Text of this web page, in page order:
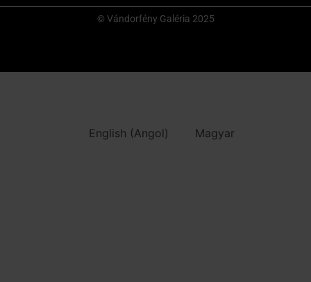
© Vándorfény Galéria 2025
English (Angol) Magyar